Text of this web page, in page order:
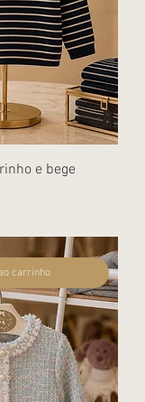
e bege
carrinho